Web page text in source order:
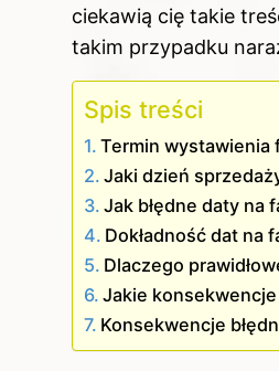
ciekawią cię takie
takim przypadku
Spis treści
Termin wystawienia
Jaki dzień
Jak błędne daty na
Dokładność dat na
Dlaczego
Jakie
Konsekwencje